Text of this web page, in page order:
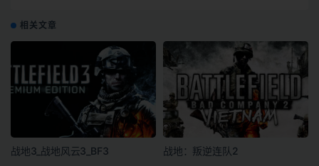
相关文章
战地3_战地风云3_BF3 战地：叛逆连队2